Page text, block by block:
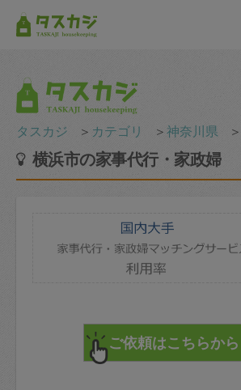
タスカジ ＞ カテゴリ ＞神奈川県 ＞
横浜市の家事代行・家政婦